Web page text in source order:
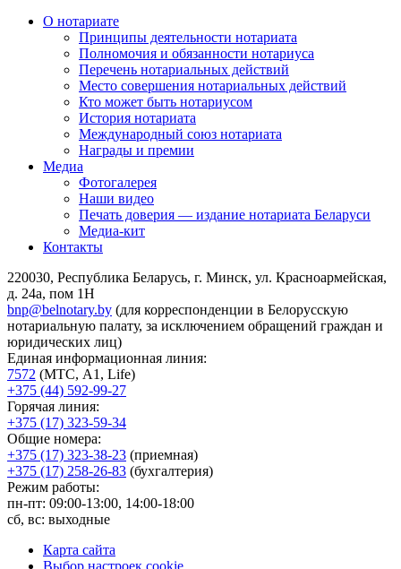
О нотариате
Принципы деятельности нотариата
Полномочия и обязанности нотариуса
Перечень нотариальных действий
Место совершения нотариальных действий
Кто может быть нотариусом
История нотариата
Международный союз нотариата
Награды и премии
Медиа
Фотогалерея
Наши видео
Печать доверия — издание нотариата Беларуси
Медиа-кит
Контакты
220030, Республика Беларусь, г. Минск, ул. Красноармейская,
д. 24а, пом 1Н
bnp@belnotary.by (для корреспонденции в Белорусскую
нотариальную палату, за исключением обращений граждан и
юридических лиц)
Единая информационная линия:
7572 (МТС, A1, Life)
+375 (44) 592-99-27
Горячая линия:
+375 (17) 323-59-34
Общие номера:
+375 (17) 323-38-23 (приемная)
+375 (17) 258-26-83 (бухгалтерия)
Режим работы:
пн-пт: 09:00-13:00, 14:00-18:00
сб, вс: выходные
Карта сайта